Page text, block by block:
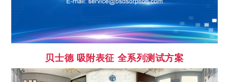
贝士德 吸附表征 全系列测试方案